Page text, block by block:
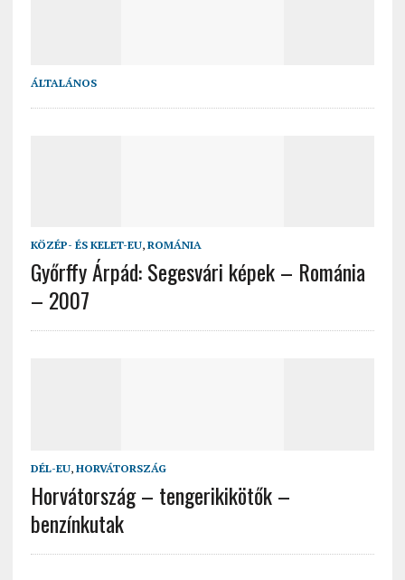
ÁLTALÁNOS
KÖZÉP- ÉS KELET-EU, ROMÁNIA
Győrffy Árpád: Segesvári képek – Románia
– 2007
DÉL-EU, HORVÁTORSZÁG
Horvátország – tengerikikötők –
benzínkutak